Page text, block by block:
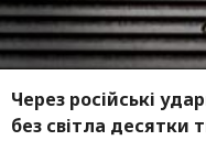
Через російські
без світла десятки